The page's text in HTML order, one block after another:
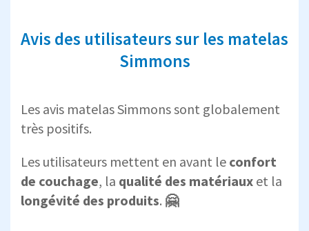
Avis des utilisateurs sur les matelas
Simmons
Les avis matelas Simmons sont globalement
très positifs.
Les utilisateurs mettent en avant le confort
de couchage, la qualité des matériaux et la
longévité des produits. 🤗